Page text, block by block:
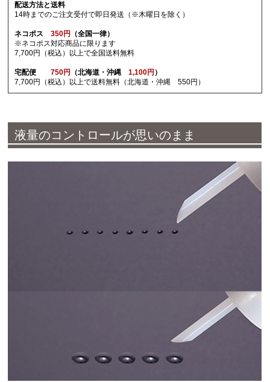
配送方法と送料
14時までのご注文受付で即日発送（※木曜日を除く）
ネコポス350円
（全国一律）
※ネコポス対応商品に限ります
7,700円（税込）以上で全国送料無料
宅配便750円 （北海道・沖縄1,100円 ）
7,700円（税込）以上で送料無料（北海道・沖縄 550円）
液量のコントロールが思いのまま